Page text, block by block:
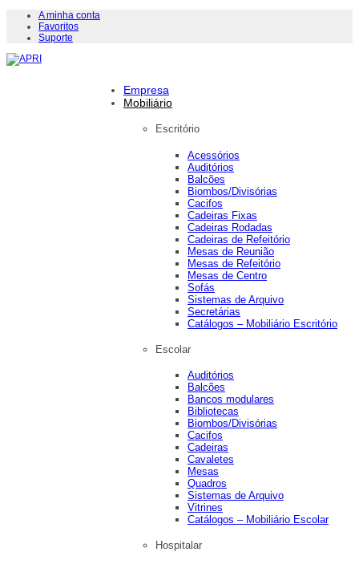
A minha conta
Favoritos
Suporte
Empresa
Mobiliário
Escritório
Acessórios
Auditórios
Balcões
Biombos/Divisórias
Cacifos
Cadeiras Fixas
Cadeiras Rodadas
Cadeiras de Refeitório
Mesas de Reunião
Mesas de Refeitório
Mesas de Centro
Sofás
Sistemas de Arquivo
Secretárias
Catálogos – Mobiliário Escritório
Escolar
Auditórios
Balcões
Bancos modulares
Bibliotecas
Biombos/Divisórias
Cacifos
Cadeiras
Cavaletes
Mesas
Quadros
Sistemas de Arquivo
Vitrines
Catálogos – Mobiliário Escolar
Hospitalar